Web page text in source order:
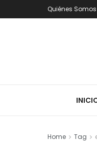
Quiénes Somos
Home Tag